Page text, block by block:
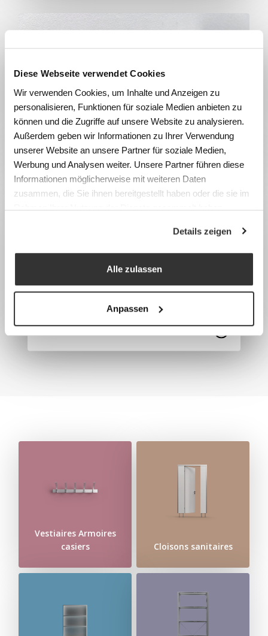
Diese Webseite verwendet Cookies
Wir verwenden Cookies, um Inhalte und Anzeigen zu
personalisieren, Funktionen für soziale Medien anbieten zu
können und die Zugriffe auf unsere Website zu analysieren.
Außerdem geben wir Informationen zu Ihrer Verwendung
unserer Website an unsere Partner für soziale Medien,
Werbung und Analysen weiter. Unsere Partner führen diese
Informationen möglicherweise mit weiteren Daten
zusammen, die Sie ihnen bereitgestellt haben oder die sie im
Rahmen Ihrer Nutzung der Dienste gesammelt haben.
Details zeigen
Alle zulassen
Anpassen
Porte-parapluies et porte-
parapluies muraux
Armoires vestiaires
Vestiaires Armoires
casiers
Cloisons sanitaires